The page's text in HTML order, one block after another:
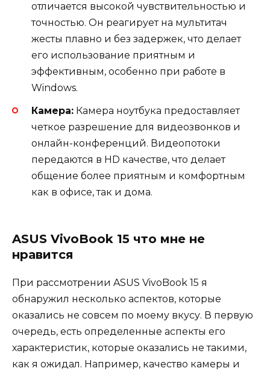
отличается высокой чувствительностью и
точностью. Он реагирует на мультитач
жесты плавно и без задержек, что делает
его использование приятным и
эффективным, особенно при работе в
Windows.
Камера: Камера ноутбука предоставляет
четкое разрешение для видеозвонков и
онлайн-конференций. Видеопотоки
передаются в HD качестве, что делает
общение более приятным и комфортным
как в офисе, так и дома.
ASUS VivoBook 15 что мне не
нравится
При рассмотрении ASUS VivoBook 15 я
обнаружил несколько аспектов, которые
оказались не совсем по моему вкусу. В первую
очередь, есть определенные аспекты его
характеристик, которые оказались не такими,
как я ожидал. Например, качество камеры и